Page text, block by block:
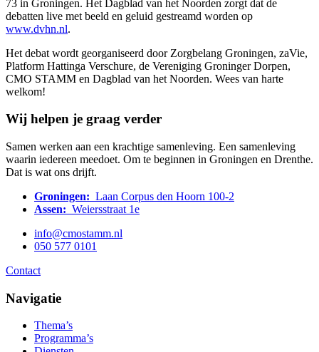
73 in Groningen. Het Dagblad van het Noorden zorgt dat de
debatten live met beeld en geluid gestreamd worden op
www.dvhn.nl.
Het debat wordt georganiseerd door Zorgbelang Groningen, zaVie,
Platform Hattinga Verschure, de Vereniging Groninger Dorpen,
CMO STAMM en Dagblad van het Noorden. Wees van harte
welkom!
Wij helpen je graag verder
Samen werken aan een krachtige samenleving. Een samenleving
waarin iedereen meedoet. Om te beginnen in Groningen en Drenthe.
Dat is wat ons drijft.
Groningen: Laan Corpus den Hoorn 100-2
Assen: Weiersstraat 1e
info@cmostamm.nl
050 577 0101
Contact
Navigatie
Thema’s
Programma’s